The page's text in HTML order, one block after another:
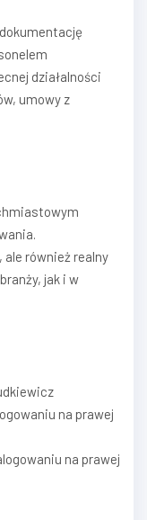
działalności
umowy z
również realny
jak i w
na prawej
na prawej